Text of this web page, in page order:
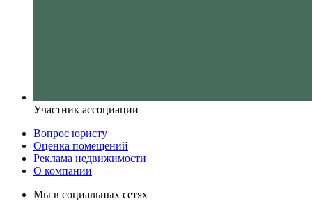
Участник ассоциации
Вопрос юристу
Оценка помещений
Реклама недвижимости
О компании
Мы в социальных сетях